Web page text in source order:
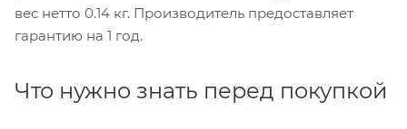
вес нетто 0.14 кг. Производитель предоставляет
гарантию на 1 год.
Что нужно знать перед покупкой